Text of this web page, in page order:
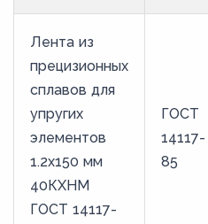
Лента из
прецизионных
сплавов для
упругих
элементов
1.2x150 мм
40КХНМ
ГОСТ 14117-
ГОСТ
14117-
85